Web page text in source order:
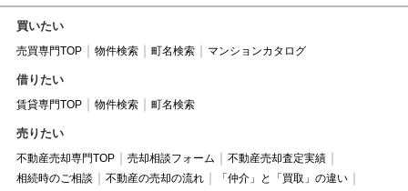
買いたい
売買専門TOP 物件検索 町名検索 マンションカタログ
借りたい
賃貸専門TOP 物件検索 町名検索
売りたい
不動産売却専門TOP 売却相談フォーム
不動産売却査定実績
相続時のご相談
不動産の売却の流れ
「仲介」と「買取」の違い